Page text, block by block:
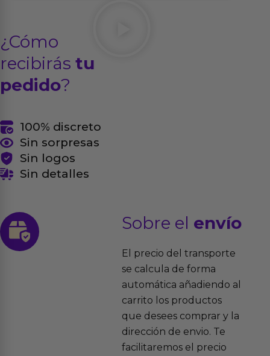
¿Cómo
recibirás tu
pedido?
100% discreto
Sin sorpresas
Sin logos
Sin detalles
Sobre el envío
El precio del transporte
se calcula de forma
automática añadiendo al
carrito los productos
que desees comprar y la
dirección de envio. Te
facilitaremos el precio